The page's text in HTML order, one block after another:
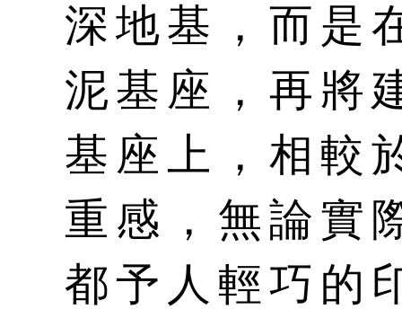
深地基，而是
泥基座，再將
基座上，相較
重感，無論實
都予人輕巧的